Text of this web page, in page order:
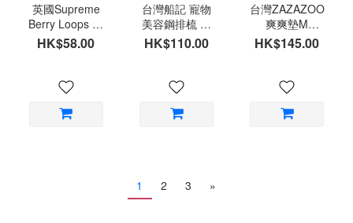
英國Supreme
Berry Loops 提
摩西草x蔓越莓
圈圈餅 草餅80g
HK$58.00
台灣船記 寵物
美容鋼排梳 美
容師梳 小動物
專用尺寸神梳
HK$110.00
台灣ZAZAZOO
爽爽墊M
(45x75cm)
HK$145.00
1 2 3 »